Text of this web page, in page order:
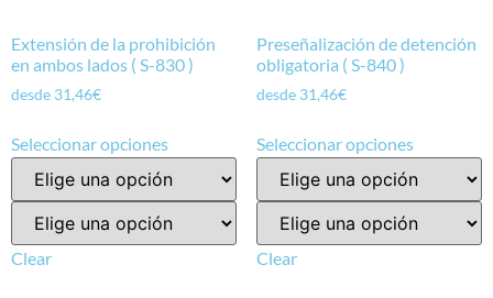
Extensión de la prohibición
en ambos lados ( S-830 )
desde 31,46€
Seleccionar opciones
Clear
Preseñalización de detención
obligatoria ( S-840 )
desde 31,46€
Seleccionar opciones
Clear